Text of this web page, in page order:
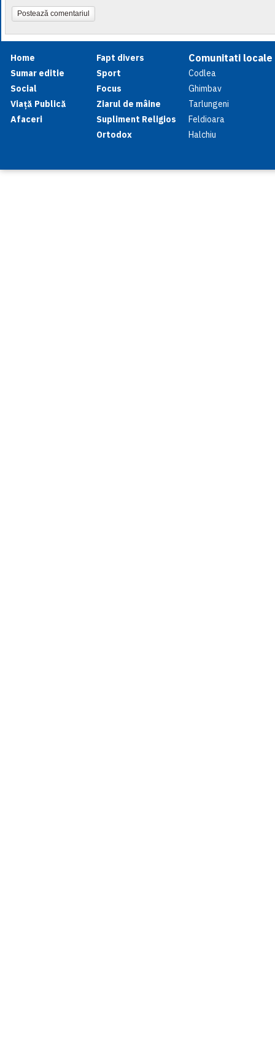
Postează comentariul
Home
Sumar editie
Social
Viață Publică
Afaceri
Fapt divers
Sport
Focus
Ziarul de mâine
Supliment Religios
Ortodox
Comunitati locale
Codlea
Ghimbav
Tarlungeni
Feldioara
Halchiu